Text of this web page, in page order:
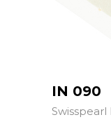
IN 090
Swisspearl